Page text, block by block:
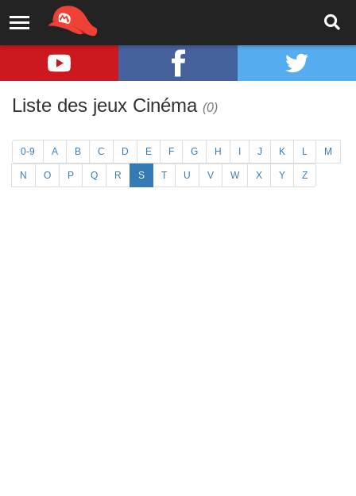
Liste des jeux Cinéma (0)
0-9 A B C D E F G H J K L M
N O P Q R S T U V W X Y Z